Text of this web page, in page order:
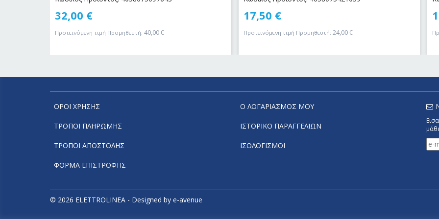
32,00 €
Προτεινόμενη τιμή Προμηθευτή: 40,00€
17,50 €
Προτεινόμενη τιμή Προμηθευτή: 24,00€
ΟΡΟΙ ΧΡΗΣΗΣ
ΤΡΟΠΟΙ ΠΛΗΡΩΜΗΣ
ΤΡΟΠΟΙ ΑΠΟΣΤΟΛΗΣ
ΦΟΡΜΑ ΕΠΙΣΤΡΟΦΗΣ
Ο ΛΟΓΑΡΙΑΣΜΟΣ ΜΟΥ
ΙΣΤΟΡΙΚΟ ΠΑΡΑΓΓΕΛΙΩΝ
ΙΣΟΛΟΓΙΣΜΟΙ
© 2026 ELETTROLINEA - Designed by e-avenue